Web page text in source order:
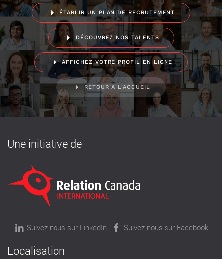
ÉTABLIR UN PLAN DE RECRUTEMENT
DÉCOUVREZ NOS TALENTS
AFFICHEZ VOTRE PROFIL EN LIGNE
RETOUR À L'ACCUEIL
Une initiative de
Suivez-nous sur LinkedIn Suivez-nous sur Facebook
Localisation